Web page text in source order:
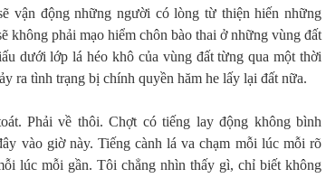
vận động những người có lòng từ thiện hiến những
không phải mạo hiểm chôn bào thai ở những vùng đất
dưới lớp lá héo khô của vùng đất từng qua một thời
ra tình trạng bị chính quyền hăm he lấy lại đất nữa.
Phải về thôi. Chợt có tiếng lay động không bình
vào giờ này. Tiếng cành lá va chạm mỗi lúc mỗi rõ
lúc mỗi gần. Tôi chẳng nhìn thấy gì, chỉ biết không